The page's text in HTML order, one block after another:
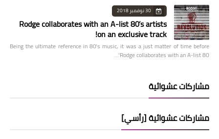
30 نوفمبر 2018
Rodge collaborates with an A-list 80’s artists
on an exclusive track!
Being the ultimate reference in 80’s music, it was a just matter of time before
Rodge collaborates with an A-list 80’…
مشاركات عشوائية
مشاركات عشوائية [رأسي]